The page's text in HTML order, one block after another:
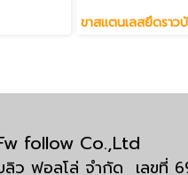
follow Co.,Ltd
ลิว ฟอลโล่ จำกัด เลขที่